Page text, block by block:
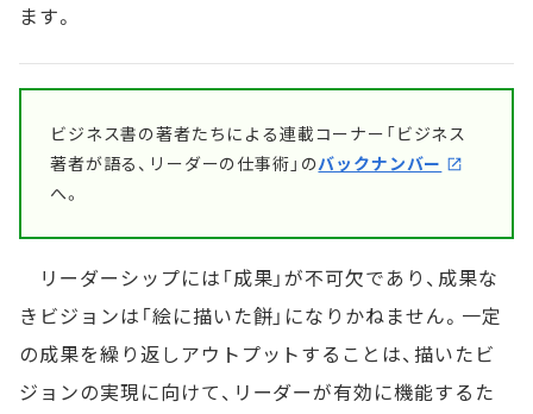
ます。
ビジネス書の著者たちによる連載コーナー「ビジネス
著者が語る、リーダーの仕事術」のバックナンバー
へ。
リーダーシップには「成果」が不可欠であり、成果な
きビジョンは「絵に描いた餅」になりかねません。一定
の成果を繰り返しアウトプットすることは、描いたビ
ジョンの実現に向けて、リーダーが有効に機能するた